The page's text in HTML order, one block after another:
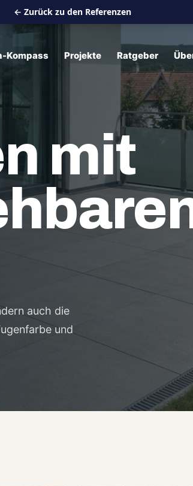
Kompass Projekte Ratgeber
mit
auch die
und
← Zurück zu den Referenzen